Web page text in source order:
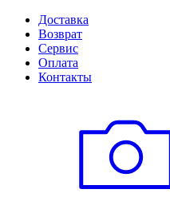
Доставка
Возврат
Сервис
Оплата
Контакты